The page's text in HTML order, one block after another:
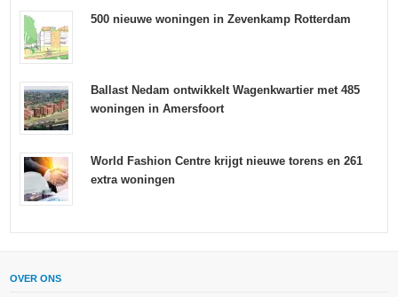
500 nieuwe woningen in Zevenkamp Rotterdam
Ballast Nedam ontwikkelt Wagenkwartier met 485
woningen in Amersfoort
World Fashion Centre krijgt nieuwe torens en 261
extra woningen
OVER ONS